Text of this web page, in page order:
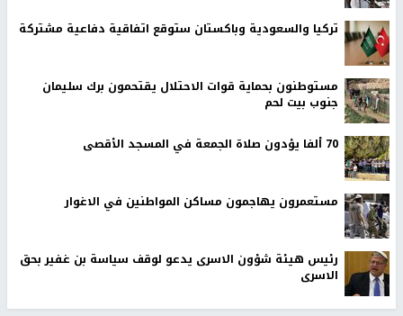
تركيا والسعودية وباكستان ستوقع اتفاقية دفاعية مشتركة
مستوطنون بحماية قوات الاحتلال يقتحمون برك سليمان
جنوب بيت لحم
70 ألفا يؤدون صلاة الجمعة في المسجد الأقصى
مستعمرون يهاجمون مساكن المواطنين في الاغوار
رئيس هيئة شؤون الاسرى يدعو لوقف سياسة بن غفير بحق
الاسرى